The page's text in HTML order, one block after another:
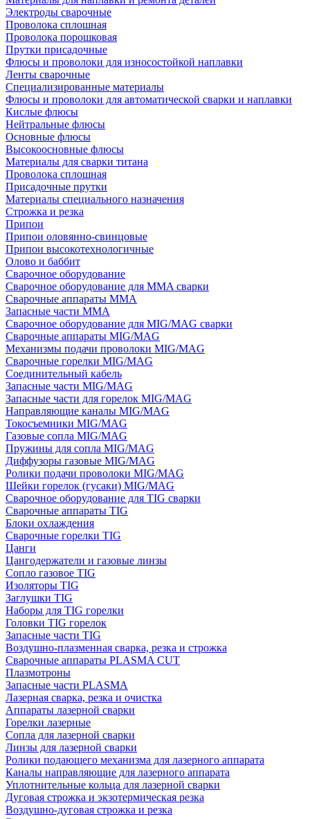
Электроды сварочные
Проволока сплошная
Проволока порошковая
Прутки присадочные
Флюсы и проволоки для износостойкой наплавки
Ленты сварочные
Специализированные материалы
Флюсы и проволоки для автоматической сварки и наплавки
Кислые флюсы
Нейтральные флюсы
Основные флюсы
Высокоосновные флюсы
Материалы для сварки титана
Проволока сплошная
Присадочные прутки
Материалы специального назначения
Строжка и резка
Припои
Припои оловянно-свинцовые
Припои высокотехнологичные
Олово и баббит
Сварочное оборудование
Сварочное оборудование для MMA сварки
Сварочные аппараты MMA
Запасные части MMA
Сварочное оборудование для MIG/MAG сварки
Сварочные аппараты MIG/MAG
Механизмы подачи проволоки MIG/MAG
Сварочные горелки MIG/MAG
Соединительный кабель
Запасные части MIG/MAG
Запасные части для горелок MIG/MAG
Направляющие каналы MIG/MAG
Токосъемники MIG/MAG
Газовые сопла MIG/MAG
Пружины для сопла MIG/MAG
Диффузоры газовые MIG/MAG
Ролики подачи проволоки MIG/MAG
Шейки горелок (гусаки) MIG/MAG
Сварочное оборудование для TIG сварки
Сварочные аппараты TIG
Блоки охлаждения
Сварочные горелки TIG
Цанги
Цангодержатели и газовые линзы
Сопло газовое TIG
Изоляторы TIG
Заглушки TIG
Наборы для TIG горелки
Головки TIG горелок
Запасные части TIG
Воздушно-плазменная сварка, резка и строжка
Сварочные аппараты PLASMA CUT
Плазмотроны
Запасные части PLASMA
Лазерная сварка, резка и очистка
Аппараты лазерной сварки
Горелки лазерные
Сопла для лазерной сварки
Линзы для лазерной сварки
Ролики подающего механизма для лазерного аппарата
Каналы направляющие для лазерного аппарата
Уплотнительные кольца для лазерной сварки
Дуговая строжка и экзотермическая резка
Воздушно-дуговая строжка и резка